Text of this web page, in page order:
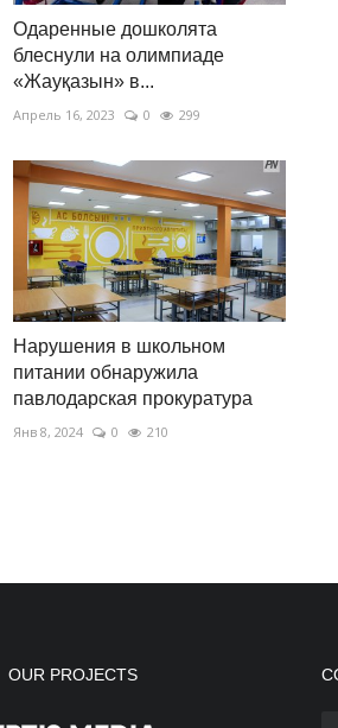
Одаренные дошколята
блеснули на олимпиаде
«Жауқазын» в...
Апрель 16, 2023 0 299
Нарушения в школьном
питании обнаружила
павлодарская прокуратура
Янв 8, 2024 0 210
OUR PROJECTS